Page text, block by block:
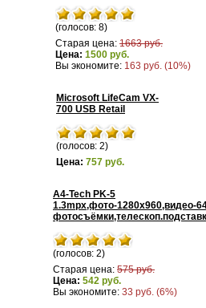
(голосов: 8)
Старая цена: 1663 руб.
Цена: 1500 руб.
Вы экономите: 163 руб. (10%)
Microsoft LifeCam VX-
700 USB Retail
(голосов: 2)
Цена: 757 руб.
A4-Tech PK-5
1.3mрх,фото-1280x960,видео-
(голосов: 2)
Старая цена: 575 руб.
Цена: 542 руб.
Вы экономите: 33 руб. (6%)